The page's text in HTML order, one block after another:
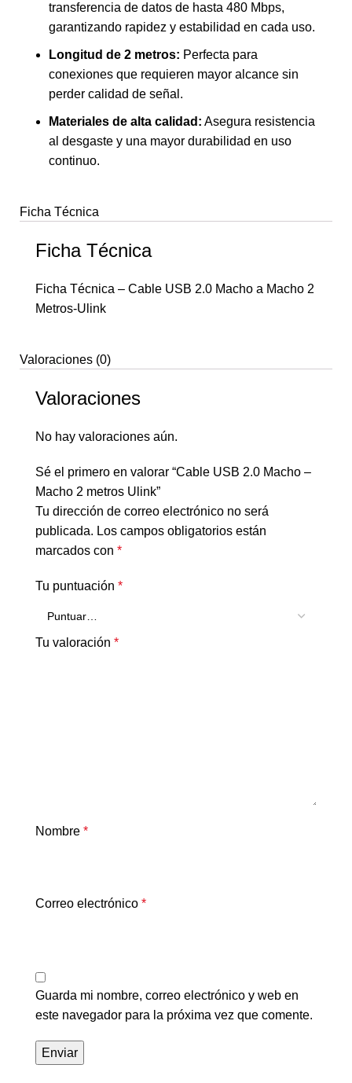
transferencia de datos de hasta 480 Mbps,
garantizando rapidez y estabilidad en cada uso.
Longitud de 2 metros: Perfecta para
conexiones que requieren mayor alcance sin
perder calidad de señal.
Materiales de alta calidad: Asegura resistencia
al desgaste y una mayor durabilidad en uso
continuo.
Ficha Técnica
Ficha Técnica
Ficha Técnica – Cable USB 2.0 Macho a Macho 2
Metros-Ulink
Valoraciones (0)
Valoraciones
No hay valoraciones aún.
Sé el primero en valorar “Cable USB 2.0 Macho –
Macho 2 metros Ulink”
Tu dirección de correo electrónico no será
publicada. Los campos obligatorios están
marcados con *
Tu puntuación *
Tu valoración *
Nombre *
Correo electrónico *
Guarda mi nombre, correo electrónico y web en
este navegador para la próxima vez que comente.